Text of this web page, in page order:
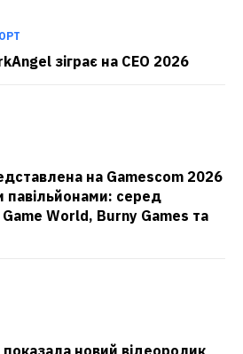
зіграє на CEO 2026
на Gamescom 2026
серед
Game World, Burny Games та